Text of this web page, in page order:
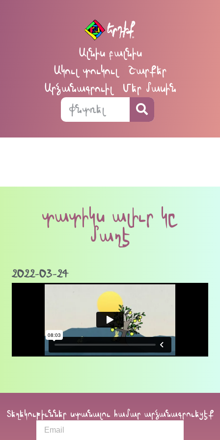
Ալնիս բալնիս
Ակուլ տուկուլ
Շարքեր
Արձանագրուիլ
Մեր մասին
տատիկս ալիւր կը
մաղէ
2022-03-24
Տեղեկութիւններ ստանալու համար արձանագրուեցէք